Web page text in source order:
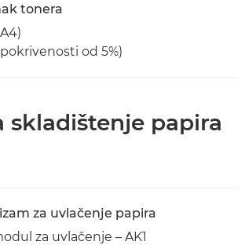
tonera
od 5%)
skladištenje papira
za uvlačenje papira
za uvlačenje – AK1